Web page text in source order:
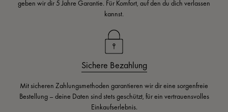
geben wir dir 5 Jahre Garantie. Für Komfort, auf den du dich verlassen
kannst.
Sichere Bezahlung
Mit sicheren Zahlungsmethoden garantieren wir dir eine sorgenfreie
Bestellung – deine Daten sind stets geschützt, für ein vertrauensvolles
Einkaufserlebnis.